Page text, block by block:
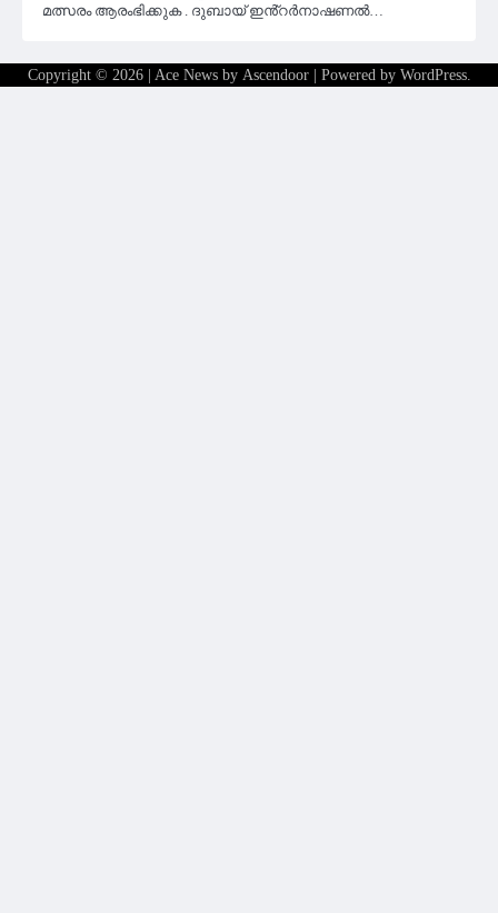
മത്സരം ആരംഭിക്കുക . ദുബായ് ഇൻ്റർനാഷണൽ…
Copyright © 2026 | Ace News by Ascendoor| Powered by WordPress.